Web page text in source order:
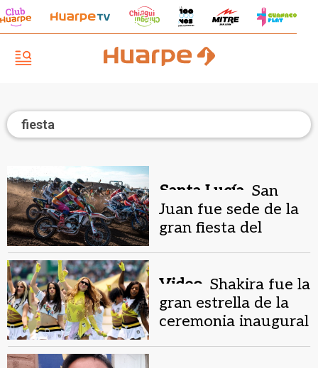
fiesta
Santa Lucía. San
Juan fue sede de la
gran fiesta del
Motocross
Video. Shakira fue la
gran estrella de la
ceremonia inaugural